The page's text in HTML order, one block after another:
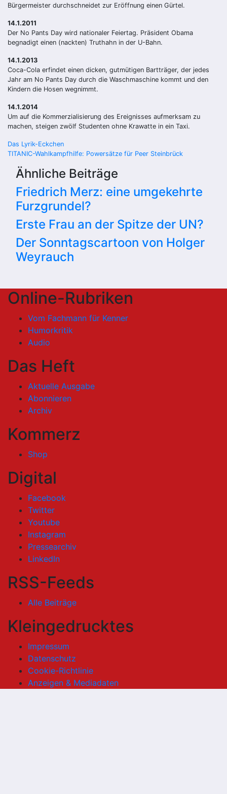
Bürgermeister durchschneidet zur Eröffnung einen Gürtel.
14.1.2011
Der No Pants Day wird nationaler Feiertag. Präsident Obama
begnadigt einen (nackten) Truthahn in der U-Bahn.
14.1.2013
Coca-Cola erfindet einen dicken, gutmütigen Bartträger, der jedes
Jahr am No Pants Day durch die Waschmaschine kommt und den
Kindern die Hosen wegnimmt.
14.1.2014
Um auf die Kommerzialisierung des Ereignisses aufmerksam zu
machen, steigen zwölf Studenten ohne Krawatte in ein Taxi.
Beitragsnavigation
Das Lyrik-Eckchen
TITANIC-Wahlkampfhilfe: Powersätze für Peer Steinbrück
Ähnliche Beiträge
Friedrich Merz: eine umgekehrte
Furzgrundel?
Erste Frau an der Spitze der UN?
Der Sonntagscartoon von Holger
Weyrauch
Online-Rubriken
Vom Fachmann für Kenner
Humorkritik
Audio
Das Heft
Aktuelle Ausgabe
Abonnieren
Archiv
Kommerz
Shop
Digital
Facebook
Twitter
Youtube
Instagram
Pressearchiv
LinkedIn
RSS-Feeds
Alle Beiträge
Kleingedrucktes
Impressum
Datenschutz
Cookie-Richtlinie
Anzeigen & Mediadaten